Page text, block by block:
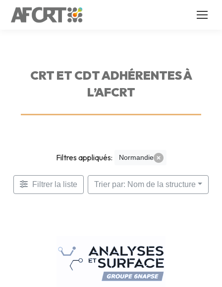
CRT ET CDT ADHÉRENTES À
L’AFCRT
Filtres appliqués: Normandie
Filtrer la liste Trier par: Nom de la structure